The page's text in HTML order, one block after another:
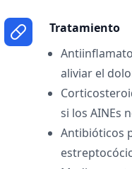
Tratamiento
aliviar el
si los AINEs
Antibióticos